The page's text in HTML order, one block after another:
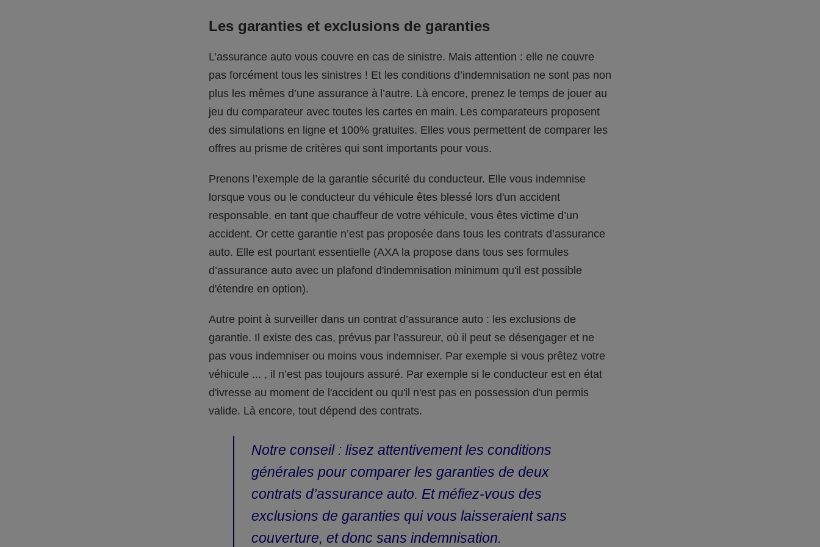
Les garanties et exclusions de garanties
L’assurance auto vous couvre en cas de sinistre. Mais attention : elle ne couvre
pas forcément tous les sinistres ! Et les conditions d’indemnisation ne sont pas non
plus les mêmes d’une assurance à l’autre. Là encore, prenez le temps de jouer au
jeu du comparateur avec toutes les cartes en main. Les comparateurs proposent
des simulations en ligne et 100% gratuites. Elles vous permettent de comparer les
offres au prisme de critères qui sont importants pour vous.
Prenons l’exemple de la garantie sécurité du conducteur. Elle vous indemnise
lorsque vous ou le conducteur du véhicule êtes blessé lors d'un accident
responsable. en tant que chauffeur de votre véhicule, vous êtes victime d’un
accident. Or cette garantie n’est pas proposée dans tous les contrats d’assurance
auto. Elle est pourtant essentielle (AXA la propose dans tous ses formules
d’assurance auto avec un plafond d'indemnisation minimum qu'il est possible
d'étendre en option).
Autre point à surveiller dans un contrat d’assurance auto : les exclusions de
garantie. Il existe des cas, prévus par l’assureur, où il peut se désengager et ne
pas vous indemniser ou moins vous indemniser. Par exemple si vous prêtez votre
véhicule ... , il n’est pas toujours assuré. Par exemple si le conducteur est en état
d'ivresse au moment de l'accident ou qu'il n'est pas en possession d'un permis
valide. Là encore, tout dépend des contrats.
Notre conseil : lisez attentivement les conditions
générales pour comparer les garanties de deux
contrats d’assurance auto. Et méfiez-vous des
exclusions de garanties qui vous laisseraient sans
couverture, et donc sans indemnisation.